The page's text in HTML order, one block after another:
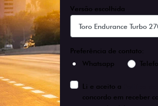
Versão escolhida
Preferência de contato:
Whatsapp
Li e aceito a
concordo em receber